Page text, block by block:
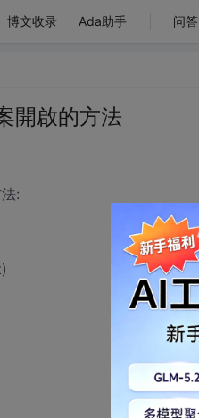
博文收录 Ada助手 问答
開啟的方法
: